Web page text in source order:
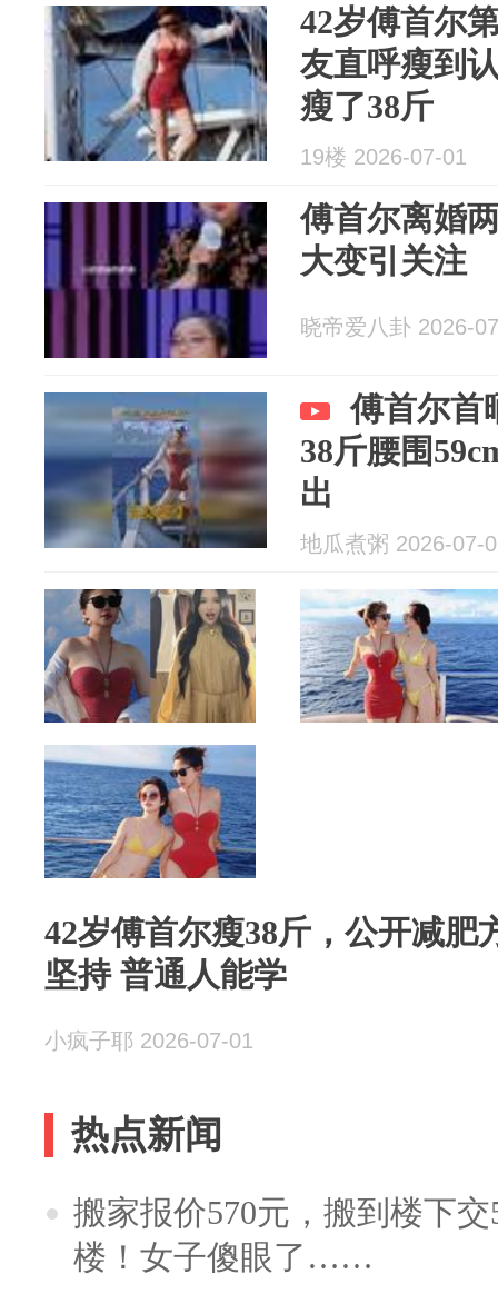
42岁傅首尔
友直呼瘦到
瘦了38斤
19楼 2026-07-01
傅首尔离婚
大变引关注
晓帝爱八卦 2026-
傅首尔首
38斤腰围
出
地瓜煮粥 2026-07-
42岁傅首尔瘦38斤，公开减肥
坚持 普通人能学
小疯子耶 2026-07-01
热点新闻
搬家报价570元，搬到楼下
楼！女子傻眼了……